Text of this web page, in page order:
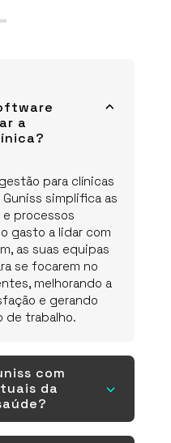
a
3
para clínicas
simplifica as
processos
gasto a lidar com
as suas equipas
se focarem no
melhorando a
e gerando
de trabalho.
com
da
3